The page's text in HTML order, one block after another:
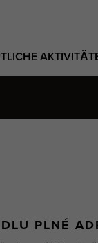
PLNÉ